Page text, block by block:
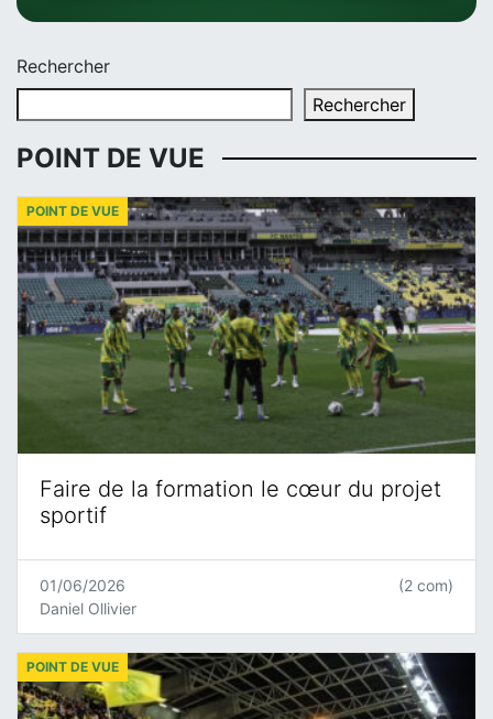
Rechercher
Rechercher
POINT DE VUE
Faire de la formation le cœur du projet
sportif
POINT DE VUE
01/06/2026
Daniel Ollivier
(2 com)
POINT DE VUE